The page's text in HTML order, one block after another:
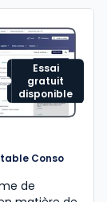
Essai
gratuit
disponible
Conso
de